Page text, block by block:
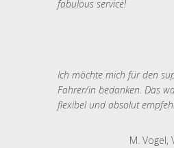
fabulous service!
Ich möchte mich für den
Fahrer/in bedanken. Das
flexibel und absolut
M. Vogel,